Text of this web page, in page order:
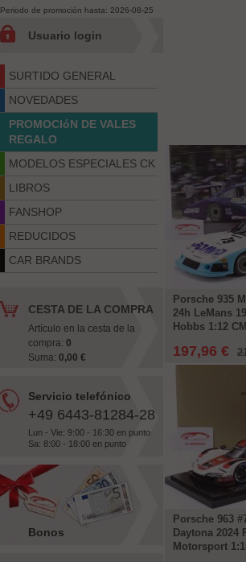
Periodo de promoción hasta: 2026-08-25
Usuario login
SURTIDO GENERAL
NOVEDADES
PROMOCIóN DE VALES
REGALO
MODELOS ESPECIALES CK
LIBROS
FANSHOP
REDUCIDOS
CAR BRANDS
CESTA DE LA COMPRA
Artículo en la cesta de la
compra: 0
Suma: 0,00 €
Servicio telefónico
+49 6443-81284-28
Lun - Vie: 9:00 - 16:30 en punto
Sa: 8:00 - 18:00 en punto
Bonos
Porsche 935
24h LeMans
Hobbs 1:12
197,96 €
Porsche 963
Daytona 2024
Motorsport